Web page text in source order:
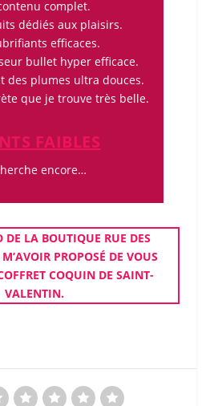
complet.
dédiés aux plaisirs.
efficaces.
bullet hyper efficace.
des plumes ultra douces.
que je trouve très belle.
FAIBLES
encore…
DE LA BOUTIQUE RUE DES
PROPOSÉ DE VOUS
COQUIN DE SAINT-
VALENTIN.